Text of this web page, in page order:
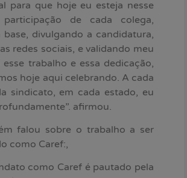
para que hoje eu esteja nesse
de cada colega,
base, divulgando a candidatura,
redes sociais, e validando meu
esse trabalho e essa dedicação,
hoje aqui celebrando. A cada
sindicato, em cada estado, eu
afirmou.
falou sobre o trabalho a ser
como Caref:,
como Caref é pautado pela